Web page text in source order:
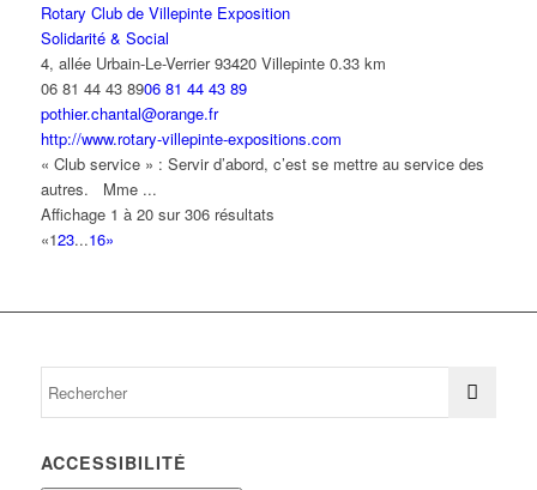
Rotary Club de Villepinte Exposition
Solidarité & Social
4, allée Urbain-Le-Verrier 93420 Villepinte 0.33 km
06 81 44 43 8906 81 44 43 89
pothier.chantal@orange.fr
http://www.rotary-villepinte-expositions.com
« Club service » : Servir d’abord, c’est se mettre au service des
autres. Mme ...
Affichage 1 à 20 sur 306 résultats
«123...16»
ACCESSIBILITÉ